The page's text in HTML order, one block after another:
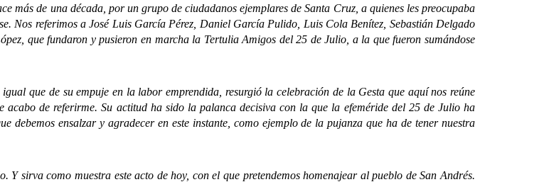
de una década, por un grupo de ciudadanos ejemplares de Santa Cruz, a quienes les preocupaba
Nos referimos a José Luis García Pérez, Daniel García Pulido, Luis Cola Benítez, Sebastián Delgado
que fundaron y pusieron en marcha la Tertulia Amigos del 25 de Julio, a la que fueron sumándose
que de su empuje en la labor emprendida, resurgió la celebración de la Gesta que aquí nos reúne
acabo de referirme. Su actitud ha sido la palanca decisiva con la que la efeméride del 25 de Julio ha
debemos ensalzar y agradecer en este instante, como ejemplo de la pujanza que ha de tener nuestra
como muestra este acto de hoy, con el que pretendemos homenajear al pueblo de San Andrés.